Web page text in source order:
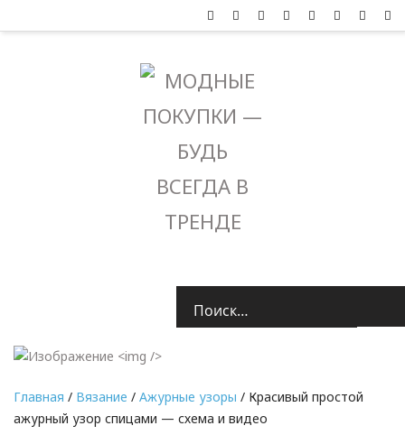
Главная / Вязание / Ажурные узоры / Красивый простой
ажурный узор спицами — схема и видео